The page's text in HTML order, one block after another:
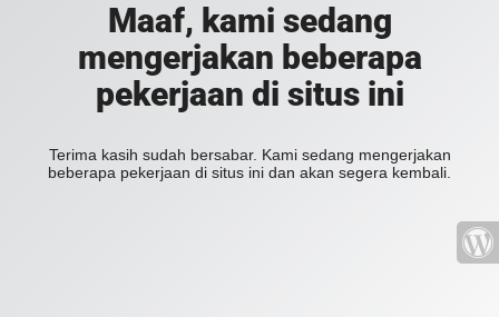
Maaf, kami sedang
mengerjakan beberapa
pekerjaan di situs ini
Terima kasih sudah bersabar. Kami sedang mengerjakan
beberapa pekerjaan di situs ini dan akan segera kembali.